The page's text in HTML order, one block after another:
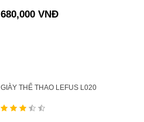
680,000 VNĐ
GIÀY THỂ THAO LEFUS L020